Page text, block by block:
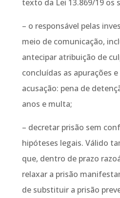
texto da Lei 13.869/19 os
– o responsável pelas
meio de comunicação,
antecipar atribuição de
concluídas as apurações
acusação: pena de
anos e multa;
– decretar prisão sem
hipóteses legais. Válido
que, dentro de prazo
relaxar a prisão
de substituir a prisão